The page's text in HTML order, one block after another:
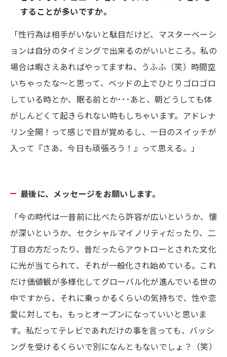
することが多いですか。
「性行為は相手がいないと駄目だけど、マスターベーシ
ョンは自分のタイミングで出来るのがいいところ。私の
場合は暇さえあればやってますね、うふふ（笑）時間空
いちゃったな〜と思って、ベッドの上でひとりゴロゴロ
している時とか、眠る前とか･･･あと、朝どうしても体
がしんどくて起きられない時もしちゃいます。アドレナ
リン全開！って感じで目が覚めるし、一日のスイッチが
入って『さあ、今日も頑張ろう！』って思える。」
最後に、メッセージをお願いします。
「今の時代は一昔前に比べたら許容が広いというか、懐
が深いというか、セクシャルマイノリティだったり、二
丁目の方だったり、昔だったらアウトローとされた文化
に光が当てられて、それが一般化され始めている。これ
だけ価値観が多様化してグローバル化が進んでいる世の
中ですから、それに乗っかるくらいの気持ちで、性や恋
愛に対しても、もっとオープンになっていいと思いま
す。私だってテレビであれだけの事を言っても、バッシ
ングを受けるくらいで別になんともないでしょ？（笑）